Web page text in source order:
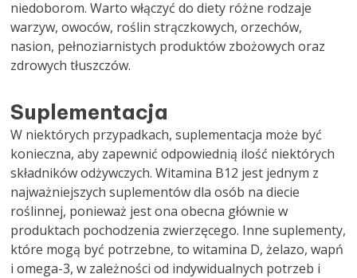
niedoborom. Warto włączyć do diety różne rodzaje
warzyw, owoców, roślin strączkowych, orzechów,
nasion, pełnoziarnistych produktów zbożowych oraz
zdrowych tłuszczów.
Suplementacja
W niektórych przypadkach, suplementacja może być
konieczna, aby zapewnić odpowiednią ilość niektórych
składników odżywczych. Witamina B12 jest jednym z
najważniejszych suplementów dla osób na diecie
roślinnej, ponieważ jest ona obecna głównie w
produktach pochodzenia zwierzęcego. Inne suplementy,
które mogą być potrzebne, to witamina D, żelazo, wapń
i omega-3, w zależności od indywidualnych potrzeb i